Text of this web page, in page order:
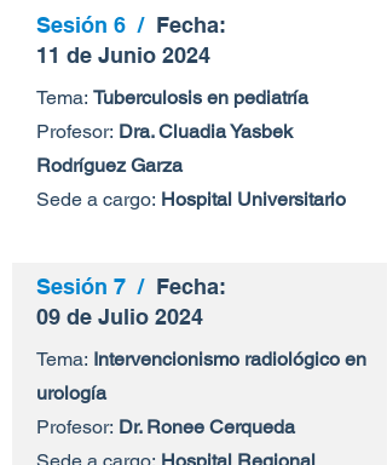
Sesión 6 / Fecha:
11 de Junio 2024
Tema: Tuberculosis en pediatría
Profesor: Dra. Cluadia Yasbek
Rodríguez Garza
Sede a cargo: Hospital Universitario
Sesión 7 / Fecha:
09 de Julio 2024
Tema: Intervencionismo radiológico en
urología
Profesor: Dr. Ronee Cerqueda